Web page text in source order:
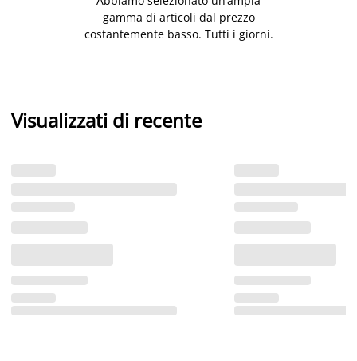
gamma di articoli dal prezzo
costantemente basso. Tutti i giorni.
Visualizzati di recente